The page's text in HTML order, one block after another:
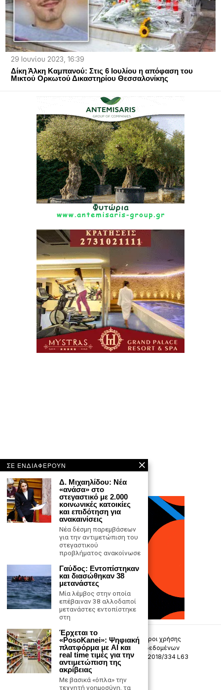
29 Ιουνίου 2023, 16:39
Δίκη Άλκη Καμπανού: Στις 6 Ιουλίου η απόφαση του
Μικτού Ορκωτού Δικαστηρίου Θεσσαλονίκης
Επικοινωνία Πολιτική Απορρήτου
Όροι χρήσης
Πολιτική προστασίας προσωπικών δεδομένων
Δήλωση συμμόρφωσης -σύσταση (ΕΕ) 2018/334 L63
Μ.Η.Τ. 242033
ΣΕ ΕΝΔΙΑΦΕΡΟΥΝ
Δ. Μιχαηλίδου: Νέα
«ανάσα» στο
στεγαστικό με 2.000
κοινωνικές κατοικίες
και επιδότηση για
ανακαινίσεις
Νέα δέσμη παρεμβάσεων
για την αντιμετώπιση του
στεγαστικού
προβλήματος ανακοίνωσε
Γαύδος: Εντοπίστηκαν
και διασώθηκαν 38
μετανάστες
Μία λέμβος στην οποία
επέβαιναν 38 αλλοδαποί
μετανάστες εντοπίστηκε
στη
Έρχεται το
«PosoKanei»: Ψηφιακή
πλατφόρμα με AI και
real time τιμές για την
αντιμετώπιση της
ακρίβειας
Με βασικά «όπλα» την
τεχνητή νοημοσύνη, τα